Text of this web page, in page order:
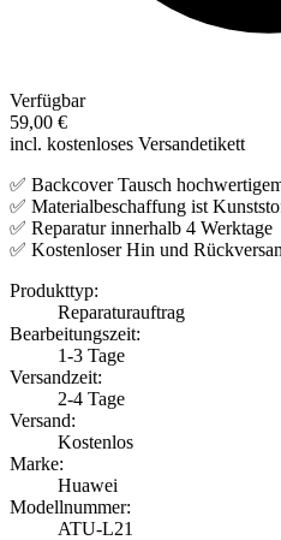
Verfügbar
59,00 €
incl. kostenloses Versandetikett
✅ Backcover Tausch
✅ Materialbeschaffung ist
✅ Reparatur innerhalb 4 Werktage
✅ Kostenloser Hin und
Produkttyp:
Reparaturauftrag
Bearbeitungszeit:
1-3 Tage
Versandzeit:
2-4 Tage
Versand:
Kostenlos
Marke:
Huawei
Modellnummer:
ATU-L21